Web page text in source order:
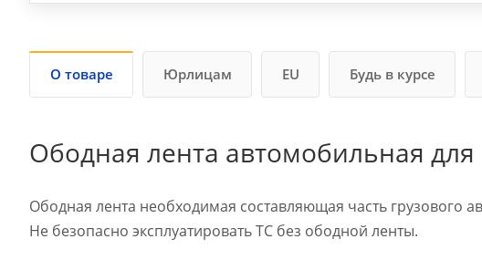
О товаре Юрлицам EU Будь в курсе
Ободная лента автомобильная
Ободная лента необходимая составляющая часть грузового
Не безопасно эксплуатировать ТС без ободной ленты.